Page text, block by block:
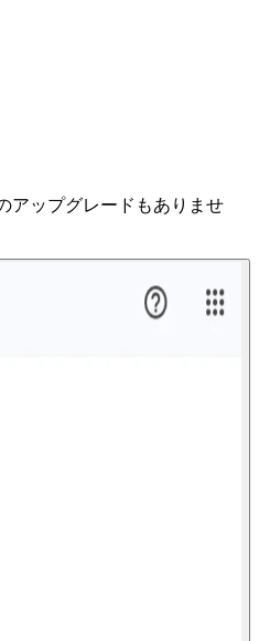
アップグレードもありませ